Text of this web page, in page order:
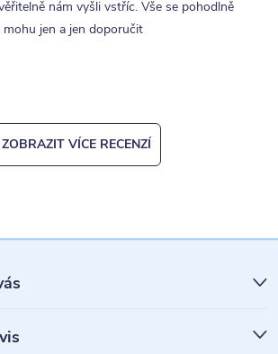
nám vyšli vstříc. Vše se pohodlně
jen a jen doporučit
ZOBRAZIT VÍCE RECENZÍ